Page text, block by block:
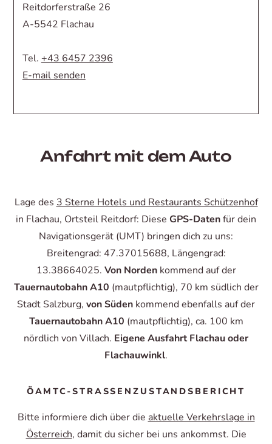
Reitdorferstraße 26
A-5542 Flachau
Tel. +43 6457 2396
E-mail senden
Anfahrt mit dem Auto
Lage des 3 Sterne Hotels und Restaurants Schützenhof
in Flachau, Ortsteil Reitdorf: Diese GPS-Datenfür dein
Navigationsgerät (UMT) bringen dich zu uns:
Breitengrad: 47.37015688, Längengrad:
13.38664025. Von Nordenkommend auf der
Tauernautobahn A10 (mautpflichtig), 70 km südlich der
Stadt Salzburg, von Süden kommend ebenfalls auf der
Tauernautobahn A10 (mautpflichtig), ca. 100 km
nördlich von Villach. Eigene Ausfahrt Flachauoder
Flachauwinkl.
ÖAMTC-STRASSENZUSTANDSBERICHT
Bitte informiere dich über die aktuelle Verkehrslage in
Österreich, damit du sicher bei uns ankommst. Die